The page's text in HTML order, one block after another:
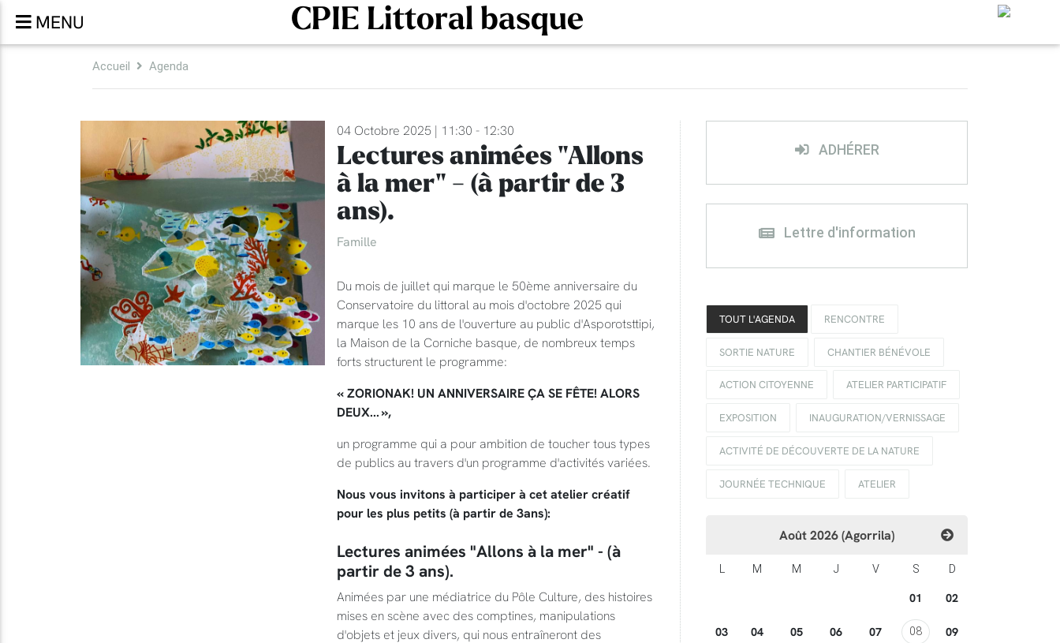
MENU CPIE Littoral basque
Accueil Agenda
04 Octobre 2025 | 11:30 - 12:30
Lectures animées "Allons
à la mer" - (à partir de 3
ans).
Famille
Du mois de juillet qui marque le 50ème anniversaire du
Conservatoire du littoral au mois d'octobre 2025 qui
marque les 10 ans de l'ouverture au public d'Asporotsttipi,
la Maison de la Corniche basque, de nombreux temps
forts structurent le programme:
« ZORIONAK! UN ANNIVERSAIRE ÇA SE FÊTE! ALORS
DEUX... »,
un programme qui a pour ambition de toucher tous types
de publics au travers d'un programme d'activités variées.
Nous vous invitons à participer à cet atelier créatif
pour les plus petits (à partir de 3ans):
Lectures animées "Allons à la mer" - (à
partir de 3 ans).
Animées par une médiatrice du Pôle Culture, des histoires
mises en scène avec des comptines, manipulations
d'objets et jeux divers, qui nous entraîneront des
ADHÉRER
Lettre d'information
TOUT L'AGENDA RENCONTRE
SORTIE NATURE CHANTIER BÉNÉVOLE
ACTION CITOYENNE ATELIER PARTICIPATIF
EXPOSITION INAUGURATION/VERNISSAGE
ACTIVITÉ DE DÉCOUVERTE DE LA NATURE
JOURNÉE TECHNIQUE ATELIER
Août 2026 (Agorrila)
L M M J V S D
01 02
03 04 05 06 07 08 09